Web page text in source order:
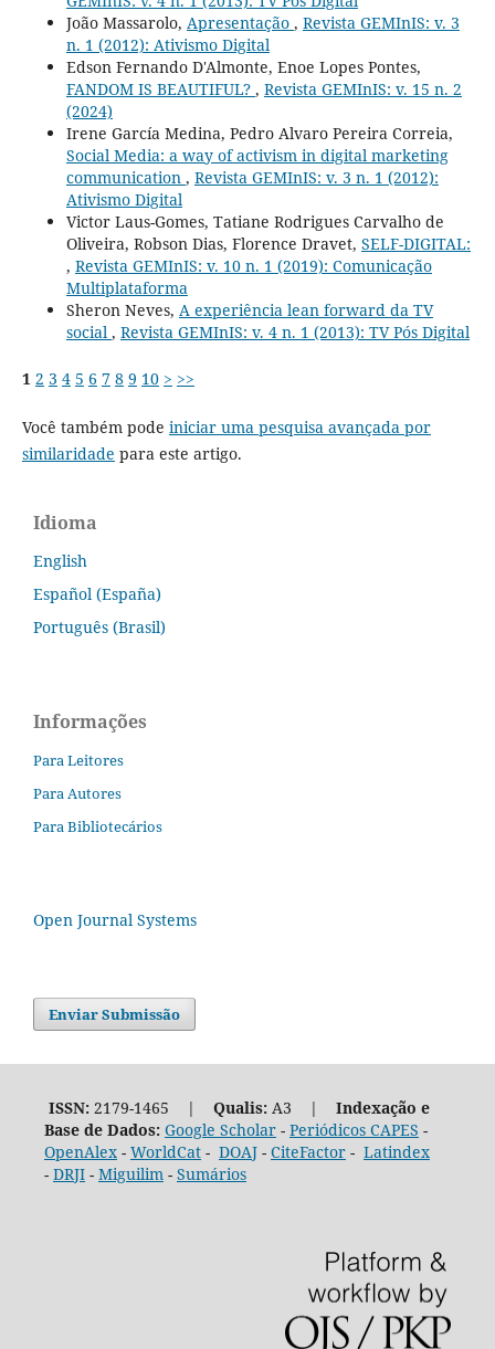
João Massarolo, Apresentação , Revista GEMInIS: v. 3
n. 1 (2012): Ativismo Digital
Edson Fernando D'Almonte, Enoe Lopes Pontes,
FANDOM IS BEAUTIFUL? , Revista GEMInIS: v. 15 n. 2
(2024)
Irene García Medina, Pedro Alvaro Pereira Correia,
Social Media: a way of activism in digital marketing
communication , Revista GEMInIS: v. 3 n. 1 (2012):
Ativismo Digital
Victor Laus-Gomes, Tatiane Rodrigues Carvalho de
Oliveira, Robson Dias, Florence Dravet, SELF-DIGITAL:
, Revista GEMInIS: v. 10 n. 1 (2019): Comunicação
Multiplataforma
Sheron Neves, A experiência lean forward da TV
social , Revista GEMInIS: v. 4 n. 1 (2013): TV Pós Digital
1 2 3 4 5 6 7 8 9 10 > >>
Você também pode iniciar uma pesquisa avançada por
similaridade para este artigo.
Idioma
English
Español (España)
Português (Brasil)
Informações
Para Leitores
Para Autores
Para Bibliotecários
Open Journal Systems
Enviar Submissão
ISSN:2179-1465 | Qualis:A3 | Indexação e
Base de Dados: Google Scholar- Periódicos CAPES -
OpenAlex- WorldCat- DOAJ- CiteFactor- Latindex
- DRJI- Miguilim - Sumários